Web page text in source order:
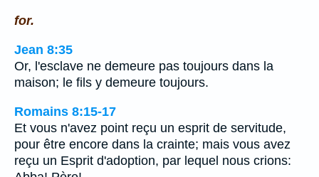
for.
Jean 8:35
Or, l'esclave ne demeure pas toujours dans la
maison; le fils y demeure toujours.
Romains 8:15-17
Et vous n'avez point reçu un esprit de servitude,
pour être encore dans la crainte; mais vous avez
reçu un Esprit d'adoption, par lequel nous crions: